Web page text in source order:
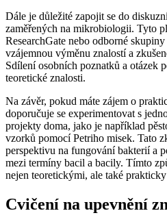
Dále je důležité zapojit se do
zaměřených na mikrobiologii. Tyto
ResearchGate nebo odborné
vzájemnou výměnu znalostí a
Sdílení osobních poznatků a otázek
teoretické znalosti.
Na závěr, pokud máte zájem o
doporučuje se experimentovat s
projekty doma, jako je například
vzorků pomocí Petriho misek. Tato
perspektivu na fungování bakterií a
mezi termíny bacil a bacily. Tímto
nejen teoretickými, ale také
Cvičení na upevnění